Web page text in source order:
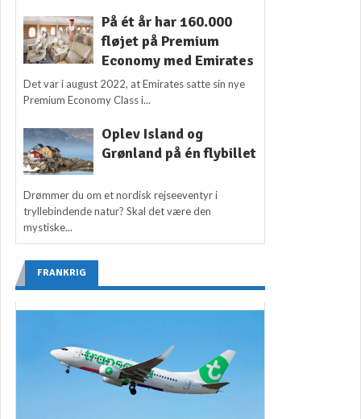
På ét år har 160.000
fløjet på Premium
Economy med Emirates
Det var i august 2022, at Emirates satte sin nye
Premium Economy Class i...
Oplev Island og
Grønland på én flybillet
Drømmer du om et nordisk rejseeventyr i
tryllebindende natur? Skal det være den
mystiske...
FRANKRIG